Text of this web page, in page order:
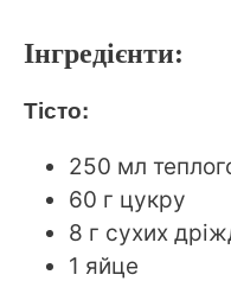
Інгредієнти:
Тісто:
250 мл
60 г цукру
8 г сухих
1 яйце